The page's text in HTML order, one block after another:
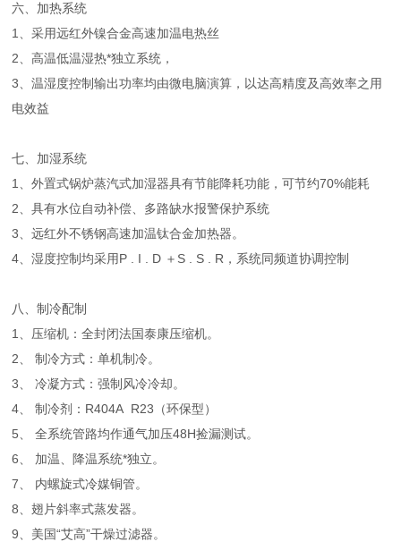
六、加热系统
1、采用远红外镍合金高速加温电热丝
2、高温低温湿热*独立系统，
3、温湿度控制输出功率均由微电脑演算，以达高精度及高效率之用
电效益
七、加湿系统
1、外置式锅炉蒸汽式加湿器具有节能降耗功能，可节约70%能耗
2、具有水位自动补偿、多路缺水报警保护系统
3、远红外不锈钢高速加温钛合金加热器。
4、湿度控制均采用P . I . D ＋S . S . R，系统同频道协调控制
八、制冷配制
1、压缩机：全封闭法国泰康压缩机。
2、 制冷方式：单机制冷。
3、 冷凝方式：强制风冷冷却。
4、 制冷剂：R404A R23（环保型）
5、 全系统管路均作通气加压48H捡漏测试。
6、 加温、降温系统*独立。
7、 内螺旋式冷媒铜管。
8、翅片斜率式蒸发器。
9、美国“艾高”干燥过滤器。